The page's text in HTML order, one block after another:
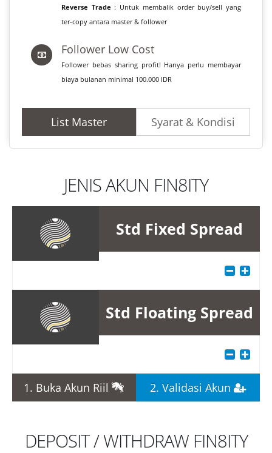
Reverse Trade : Untuk membalik order buy/sell yang
ter-copy antara master & follower
Follower Low Cost
Follower bebas sharing profit! Hanya perlu membayar
biaya bulanan minimal 100.000 IDR
List Master Syarat & Kondisi
JENIS AKUN FIN8ITY
Std Fixed Spread
Std Floating Spread
1. Buka Akun Riil 2. Validasi Akun
DEPOSIT / WITHDRAW FIN8ITY